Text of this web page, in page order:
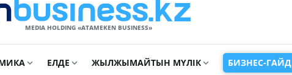
MEDIA HOLDING «ATAMEKЕN BUSINESS»
ЕЛДЕ ЖЫЛЖЫМАЙТЫН МҮЛІК БИЗНЕС-ГАЙД